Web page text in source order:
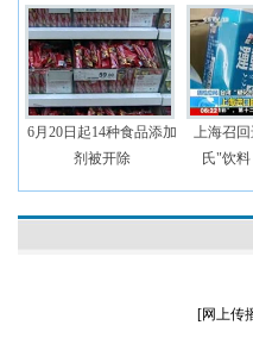
6月20日起14种食品添加
剂被开除
上海召
氏"饮
[网上传